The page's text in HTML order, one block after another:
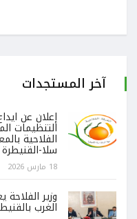
آخر المستجدات
إعلان عن
التنظيمات
الفلاحية
سلا-القنيطرة
18 مارس 2026
وزير
الغرب